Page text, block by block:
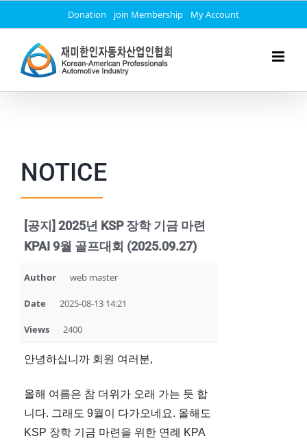
to
content
Donation join Membership My Account
NOTICE
[공지] 2025년 KSP 장학 기금 마련
KPAI 9월 골프대회 (2025.09.27)
Author web master
Date 2025-08-13 14:21
Views 2400
안녕하십니까 회원 여러분,
올해 여름은 참 더위가 오래 가는 듯 합
니다. 그래도 9월이 다가오네요. 올해도
KSP 장학 기금 마련을 위한 연례 KPA